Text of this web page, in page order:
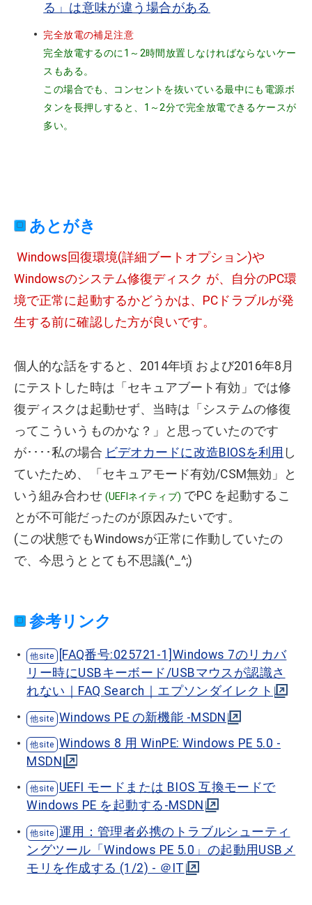
る」は意味が違う場合がある
完全放電の補足注意
完全放電するのに1～2時間放置しなければならないケー
スもある。
この場合でも、コンセントを抜いている最中にも電源ボ
タンを長押しすると、1～2分で完全放電できるケースが
多い。
あとがき
Windows回復環境(詳細ブートオプション)や
Windowsのシステム修復ディスク が、自分のPC環
境で正常に起動するかどうかは、PCドラブルが発
生する前に確認した方が良いです。
個人的な話をすると、2014年頃 および2016年8月
にテストした時は「セキュアブート有効」では修
復ディスクは起動せず、当時は「システムの修復
ってこういうものかな？」と思っていたのです
が････私の場合 ビデオカードに改造BIOSを利用 し
ていたため、「セキュアモード有効/CSM無効」と
いう組み合わせ(UEFIネイティブ) でPC を起動するこ
とが不可能だったのが原因みたいです。
(この状態でもWindowsが正常に作動していたの
で、今思うととても不思議(^_^;)
参考リンク
[FAQ番号:025721-1]Windows 7のリカバ
リー時にUSBキーボード/USBマウスが認識さ
れない｜FAQ Search｜エプソンダイレクト
Windows PE の新機能 -MSDN
Windows 8 用 WinPE: Windows PE 5.0 -
MSDN
UEFI モードまたは BIOS 互換モードで
Windows PE を起動する-MSDN
運用：管理者必携のトラブルシューティ
ングツール「Windows PE 5.0」の起動用USBメ
モリを作成する (1/2) - ＠IT